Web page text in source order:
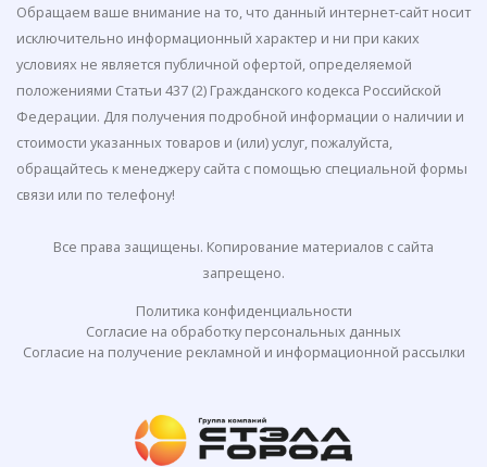
Обращаем ваше внимание на то, что данный интернет-сайт носит
исключительно информационный характер и ни при каких
условиях не является публичной офертой, определяемой
положениями Статьи 437 (2) Гражданского кодекса Российской
Федерации. Для получения подробной информации о наличии и
стоимости указанных товаров и (или) услуг, пожалуйста,
обращайтесь к менеджеру сайта с помощью специальной формы
связи или по телефону!
Все права защищены. Копирование материалов с сайта
запрещено.
Политика конфиденциальности
Согласие на обработку персональных данных
Согласие на получение рекламной и информационной рассылки